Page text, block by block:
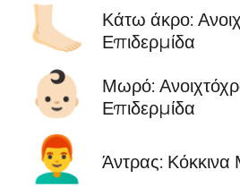
🦶🏻
Κάτω άκρο:
Επιδερμίδα
👶🏻
Μωρό:
Επιδερμίδα
👨‍🦰 Άντρας: Κόκκινα